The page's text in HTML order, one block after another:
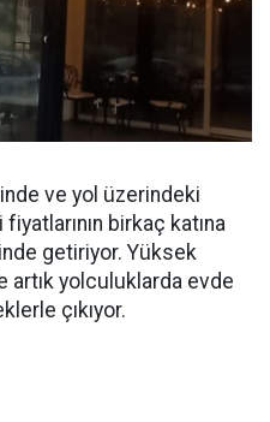
ve yol üzerindeki
birkaç katına
getiriyor. Yüksek
artık yolculuklarda evde
çıkıyor.